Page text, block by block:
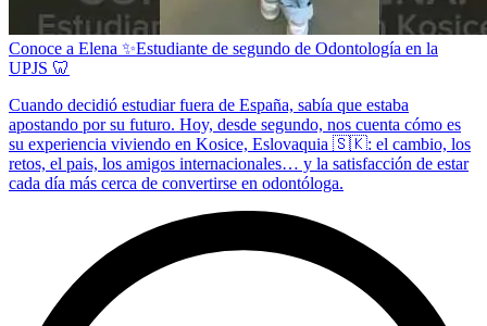
Conoce a Elena ✨Estudiante de segundo de Odontología en la
UPJS 🦷
Cuando decidió estudiar fuera de España, sabía que estaba
apostando por su futuro. Hoy, desde segundo, nos cuenta cómo es
su experiencia viviendo en Kosice, Eslovaquia 🇸🇰: el cambio, los
retos, el pais, los amigos internacionales… y la satisfacción de estar
cada día más cerca de convertirse en odontóloga.